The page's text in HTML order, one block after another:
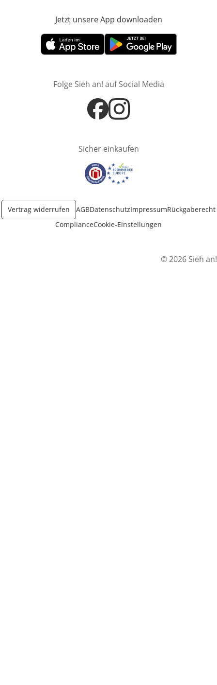
Jetzt unsere App downloaden
Öffnet in neuem FensterÖffnet in neuem Fenster
Folge Sieh an! auf Social Media
Öffnet in neuem Fenster
Öffnet in neuem Fenster
Sicher einkaufen
Öffnet in neuem Fenster
Öffnet in neuem Fenster
Vertrag widerrufen AGBDatenschutzImpressumRückgaberecht
ComplianceCookie-Einstellungen
© 2026 Sieh an!